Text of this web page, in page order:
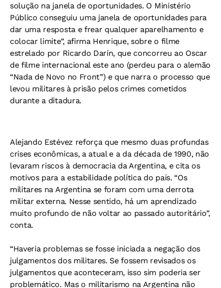
solução na janela de oportunidades. O Ministério
Público conseguiu uma janela de oportunidades para
dar uma resposta e frear qualquer aparelhamento e
colocar limite”, afirma Henrique, sobre o filme
estrelado por Ricardo Darín, que concorreu ao Oscar
de filme internacional este ano (perdeu para o alemão
“Nada de Novo no Front”) e que narra o processo que
levou militares à prisão pelos crimes cometidos
durante a ditadura.
Alejando Estévez reforça que mesmo duas profundas
crises econômicas, a atual e a da década de 1990, não
levaram riscos à democracia da Argentina, e cita os
motivos para a estabilidade política do país. “Os
militares na Argentina se foram com uma derrota
militar externa. Nesse sentido, há um aprendizado
muito profundo de não voltar ao passado autoritário”,
conta.
“Haveria problemas se fosse iniciada a negação dos
julgamentos dos militares. Se fossem revisados os
julgamentos que aconteceram, isso sim poderia ser
problemático. Mas o militarismo na Argentina não